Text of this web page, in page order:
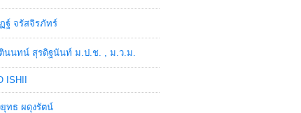
ฐ์ จรัสจิรภัทร์
นนทน์ สุรดิฐนันท์ ม.ป.ช. , ม.ว.ม.
ISHII
ทธ ผดุงรัตน์